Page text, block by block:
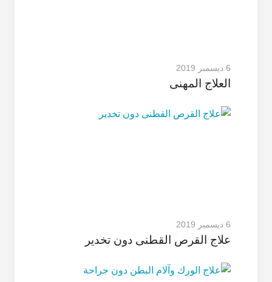
6 ديسمبر 2019
العلاج المهنی
6 ديسمبر 2019
علاج القرص القطنی دون تخدیر